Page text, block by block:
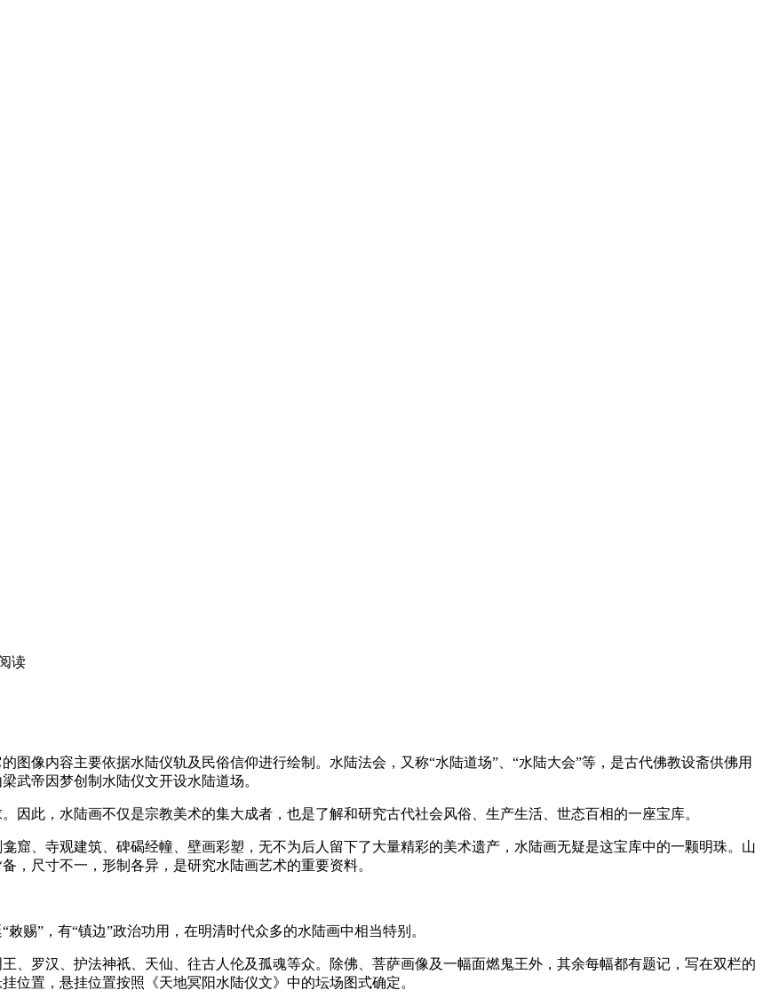
读
图像内容主要依据水陆仪轨及民俗信仰进行绘制。水陆法会，又称“水陆道场”、“水陆大会”等，是古代佛教设斋供佛用
武帝因梦创制水陆仪文开设水陆道场。
因此，水陆画不仅是宗教美术的集大成者，也是了解和研究古代社会风俗、生产生活、世态百相的一座宝库。
窟、寺观建筑、碑碣经幢、壁画彩塑，无不为后人留下了大量精彩的美术遗产，水陆画无疑是这宝库中的一颗明珠。山
，尺寸不一，形制各异，是研究水陆画艺术的重要资料。
赐”，有“镇边”政治功用，在明清时代众多的水陆画中相当特别。
、罗汉、护法神祇、天仙、往古人伦及孤魂等众。除佛、菩萨画像及一幅面燃鬼王外，其余每幅都有题记，写在双栏的
位置，悬挂位置按照《天地冥阳水陆仪文》中的坛场图式确定。